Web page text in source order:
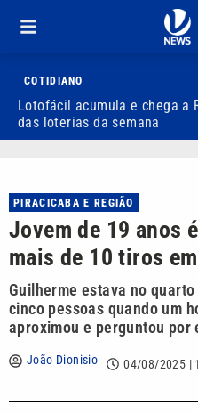
COTIDIANO
Lotofácil acumula e chega a
das loterias da semana
PIRACICABA E REGIÃO
Jovem de 19 anos
mais de 10 tiros
Guilherme estava no
cinco pessoas quando um
aproximou e perguntou por
João Dionisio 04/08/2025 |